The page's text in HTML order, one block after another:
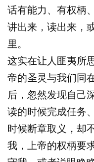
话有能力、有权柄
讲出来，读出来，
里。
这实在让人匪夷所
帝的圣灵与我们同
后，忽然发现自己
读的时候完成任务
时候断章取义，却
我，上帝的权柄要